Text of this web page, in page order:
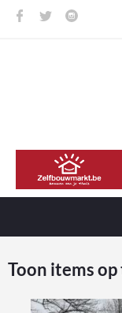
Toon items op